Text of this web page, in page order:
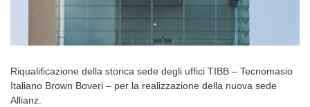
Riqualificazione della storica sede degli uffici TIBB – Tecnomasio
Italiano Brown Boveri – per la realizzazione della nuova sede
Allianz.